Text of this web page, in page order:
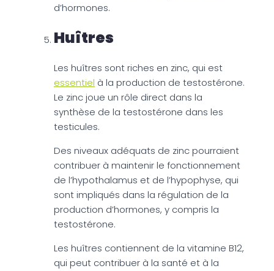
d’hormones.
Huîtres
Les huîtres sont riches en zinc, qui est
essentiel à la production de testostérone.
Le zinc joue un rôle direct dans la
synthèse de la testostérone dans les
testicules.
Des niveaux adéquats de zinc pourraient
contribuer à maintenir le fonctionnement
de l’hypothalamus et de l’hypophyse, qui
sont impliqués dans la régulation de la
production d’hormones, y compris la
testostérone.
Les huîtres contiennent de la vitamine B12,
qui peut contribuer à la santé et à la